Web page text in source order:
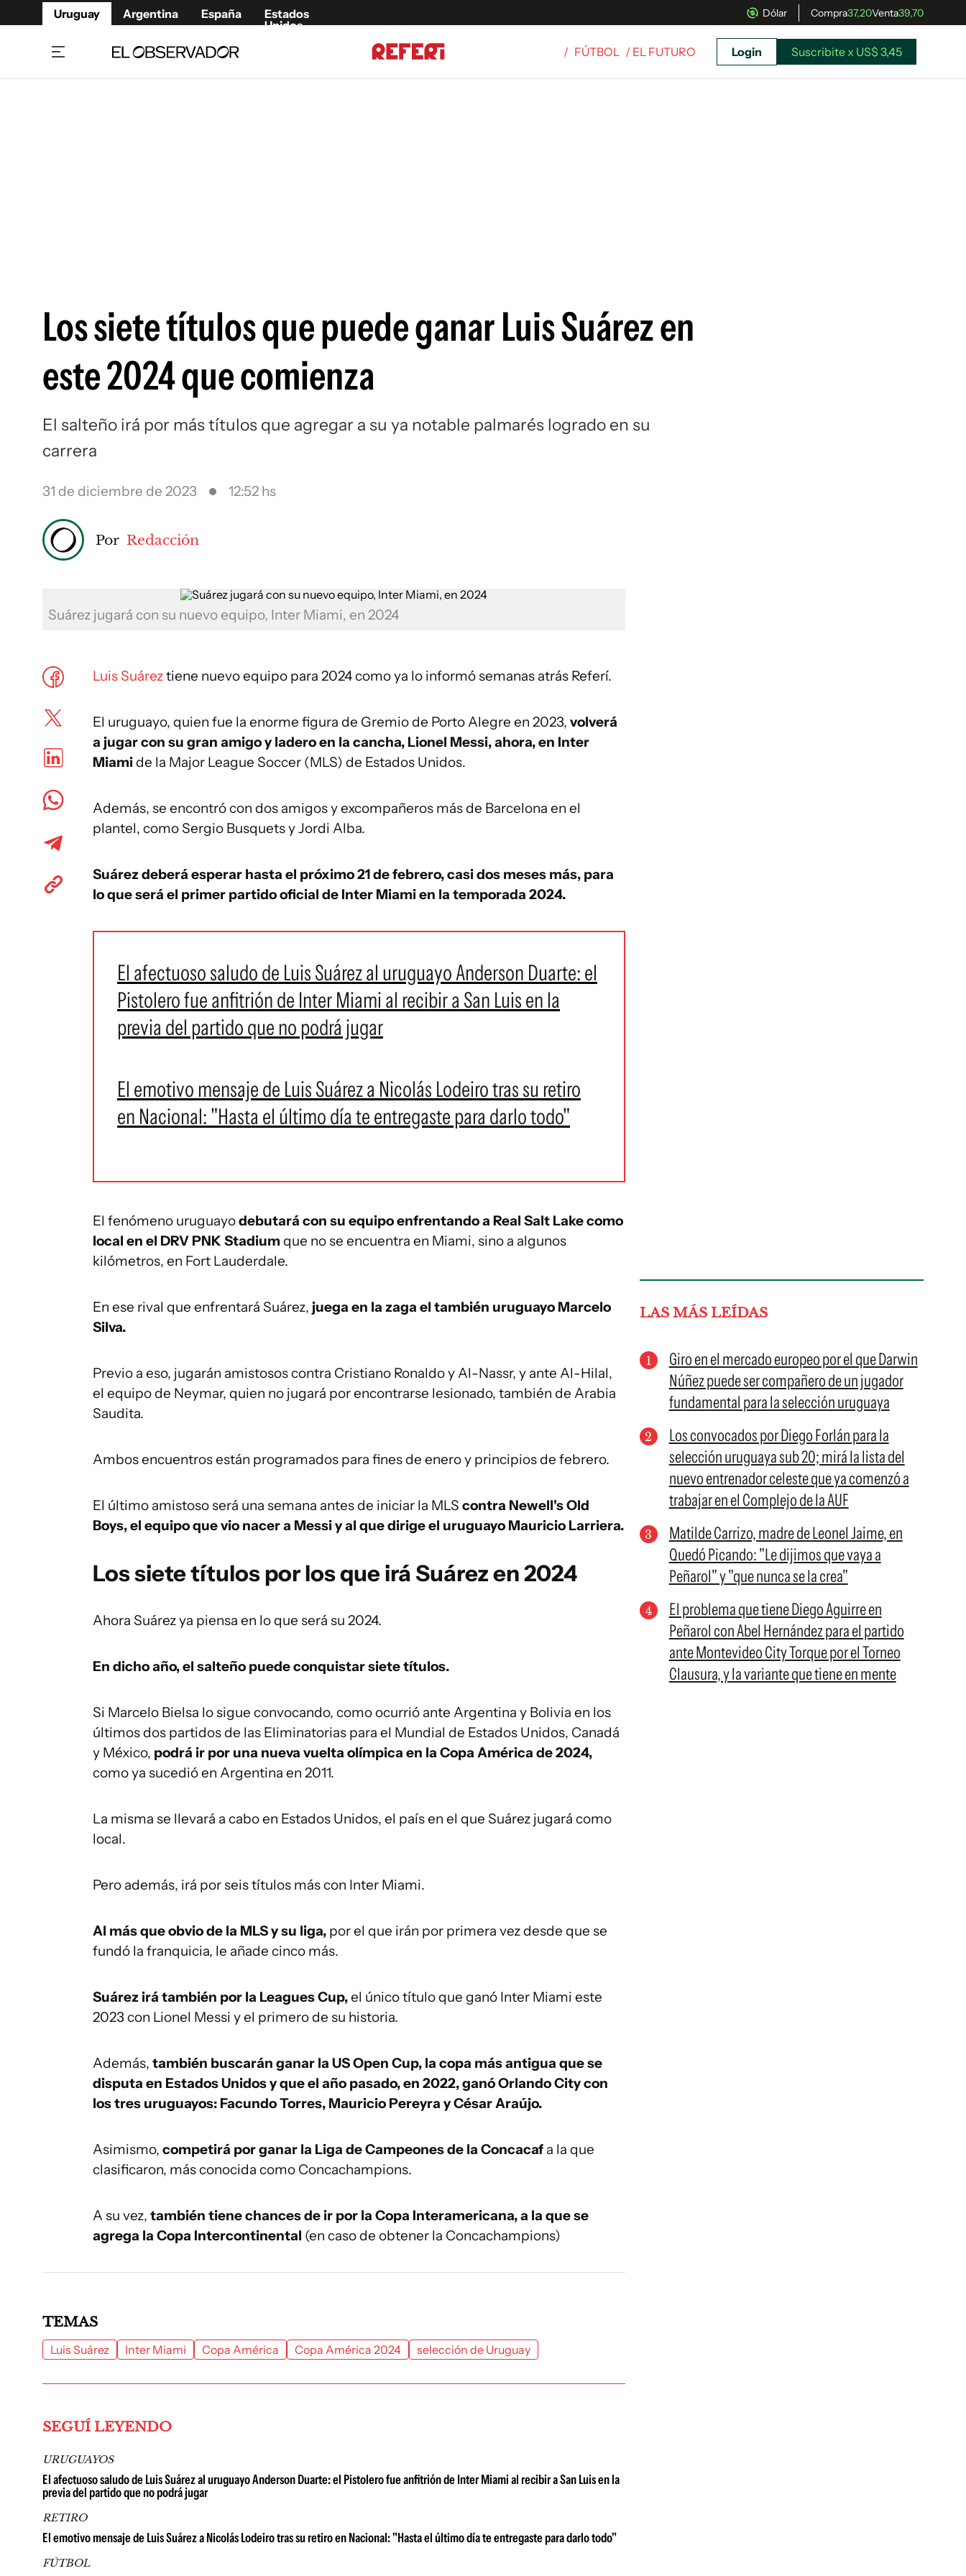
Uruguay Argentina España
Estados
Unidos
Dólar Compra37,20Venta39,70
/ FÚTBOL / EL FUTURO Login Suscribite x US$ 3,45
Los siete títulos que puede ganar Luis Suárez en
este 2024 que comienza
El salteño irá por más títulos que agregar a su ya notable palmarés logrado en su
carrera
31 de diciembre de 2023 12:52 hs
Por Redacción
Suárez jugará con su nuevo equipo, Inter Miami, en 2024
Luis Suáreztiene nuevo equipo para 2024 como ya lo informó semanas atrás Referí.
El uruguayo, quien fue la enorme figura de Gremio de Porto Alegre en 2023, volverá
a jugar con su gran amigo y ladero en la cancha, Lionel Messi, ahora, en Inter
Miami de la Major League Soccer (MLS) de Estados Unidos.
Además, se encontró con dos amigos y excompañeros más de Barcelona en el
plantel, como Sergio Busquets y Jordi Alba.
Suárez deberá esperar hasta el próximo 21 de febrero, casi dos meses más, para
lo que será el primer partido oficial de Inter Miami en la temporada 2024.
El afectuoso saludo de Luis Suárez al uruguayo Anderson Duarte: el
Pistolero fue anfitrión de Inter Miami al recibir a San Luis en la
previa del partido que no podrá jugar
El emotivo mensaje de Luis Suárez a Nicolás Lodeiro tras su retiro
en Nacional: "Hasta el último día te entregaste para darlo todo"
El fenómeno uruguayodebutará con su equipo enfrentando a Real Salt Lake como
local en el DRV PNK Stadium que no se encuentra en Miami, sino a algunos
kilómetros, en Fort Lauderdale.
En ese rival que enfrentará Suárez, juega en la zaga el también uruguayo Marcelo
Silva.
Previo a eso, jugarán amistosos contra Cristiano Ronaldo y Al-Nassr, y ante Al-Hilal,
el equipo de Neymar, quien no jugará por encontrarse lesionado, también de Arabia
Saudita.
Ambos encuentros están programados para fines de enero y principios de febrero.
El último amistoso será una semana antes de iniciar la MLS contra Newell's Old
Boys, el equipo que vio nacer a Messi y al que dirige el uruguayo Mauricio Larriera.
Los siete títulos por los que irá Suárez en 2024
Ahora Suárez ya piensa en lo que será su 2024.
En dicho año, el salteño puede conquistar siete títulos.
Si Marcelo Bielsa lo sigue convocando, como ocurrió ante Argentina y Bolivia en los
últimos dos partidos de las Eliminatorias para el Mundial de Estados Unidos, Canadá
y México, podrá ir por una nueva vuelta olímpica en la Copa América de 2024,
como ya sucedió en Argentina en 2011.
La misma se llevará a cabo en Estados Unidos, el país en el que Suárez jugará como
local.
Pero además, irá por seis títulos más con Inter Miami.
Al más que obvio de la MLS y su liga, por el que irán por primera vez desde que se
fundó la franquicia, le añade cinco más.
Suárez irá también por la Leagues Cup,el único título que ganó Inter Miami este
2023 con Lionel Messi y el primero de su historia.
Además, también buscarán ganar la US Open Cup, la copa más antigua que se
disputa en Estados Unidos y que el año pasado, en 2022, ganó Orlando City con
los tres uruguayos: Facundo Torres, Mauricio Pereyra y César Araújo.
Asimismo, competirá por ganar la Liga de Campeones de la Concacaf a la que
clasificaron, más conocida como Concachampions.
A su vez, también tiene chances de ir por la Copa Interamericana, a la que se
agrega la Copa Intercontinental (en caso de obtener la Concachampions)
LAS MÁS LEÍDAS
Giro en el mercado europeo por el que Darwin
Núñez puede ser compañero de un jugador
fundamental para la selección uruguaya
Los convocados por Diego Forlán para la
selección uruguaya sub 20; mirá la lista del
nuevo entrenador celeste que ya comenzó a
trabajar en el Complejo de la AUF
Matilde Carrizo, madre de Leonel Jaime, en
Quedó Picando: "Le dijimos que vaya a
Peñarol" y "que nunca se la crea"
El problema que tiene Diego Aguirre en
Peñarol con Abel Hernández para el partido
ante Montevideo City Torque por el Torneo
Clausura, y la variante que tiene en mente
TEMAS
Luis Suárez Inter Miami Copa América Copa América 2024 selección de Uruguay
SEGUÍ LEYENDO
URUGUAYOS
El afectuoso saludo de Luis Suárez al uruguayo Anderson Duarte: el Pistolero fue anfitrión de Inter Miami al recibir a San Luis en la
previa del partido que no podrá jugar
RETIRO
El emotivo mensaje de Luis Suárez a Nicolás Lodeiro tras su retiro en Nacional: "Hasta el último día te entregaste para darlo todo"
FÚTBOL